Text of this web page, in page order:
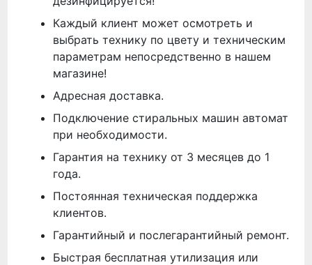
Каждый клиент может осмотреть и
выбрать технику по цвету и техническим
параметрам непосредственно в нашем
магазине!
Адресная доставка.
Подключение стиральных машин автомат
при необходимости.
Гарантия на технику от 3 месяцев до 1
года.
Постоянная техническая поддержка
клиентов.
Гарантийный и послегарантийный ремонт.
Быстрая бесплатная утилизация или